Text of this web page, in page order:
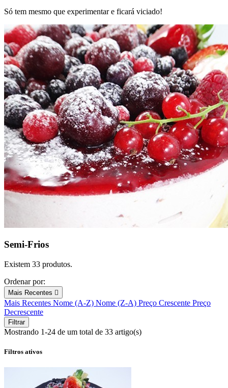
Só tem mesmo que experimentar e ficará viciado!
Semi-Frios
Existem 33 produtos.
Ordenar por:
Mais Recentes 
Mais Recentes Nome (A-Z) Nome (Z-A) Preço Crescente Preço
Decrescente
Filtrar
Mostrando 1-24 de um total de 33 artigo(s)
Filtros ativos